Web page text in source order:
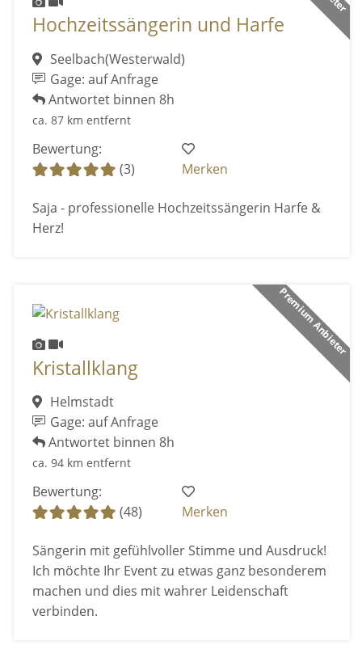
Hochzeitssängerin und Harfe
Seelbach(Westerwald)
Gage: auf Anfrage
Antwortet binnen 8h
ca. 87 km entfernt
Bewertung:
(3)
Merken
Saja - professionelle Hochzeitssängerin Harfe &
Herz!
Premium Anbieter
Kristallklang
Helmstadt
Gage: auf Anfrage
Antwortet binnen 8h
ca. 94 km entfernt
Bewertung:
(48)
Merken
Sängerin mit gefühlvoller Stimme und Ausdruck!
Ich möchte Ihr Event zu etwas ganz besonderem
machen und dies mit wahrer Leidenschaft
verbinden.